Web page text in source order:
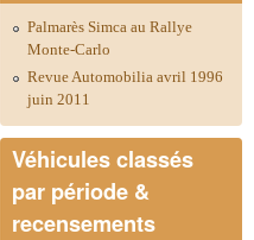
Palmarès Simca au Rallye
Monte-Carlo
Revue Automobilia avril 1996
juin 2011
Véhicules classés
par période &
recensements